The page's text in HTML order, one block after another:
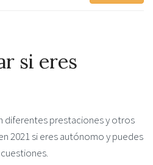
si eres
diferentes prestaciones y otros
2021 si eres autónomo y puedes